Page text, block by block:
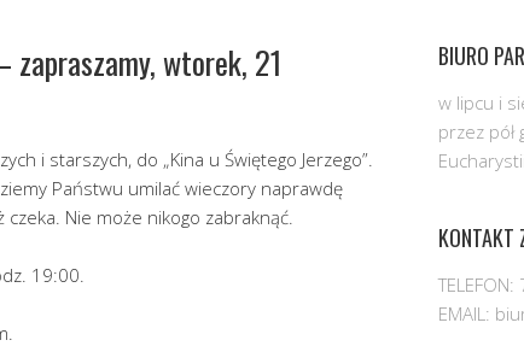
zapraszamy, wtorek, 21
i starszych, do „Kina u Świętego Jerzego”.
Państwu umilać wieczory naprawdę
Nie może nikogo zabraknąć.
19:00.
BIURO
w lipcu i
przez
Eucharystii
KONTAKT
EMAIL: